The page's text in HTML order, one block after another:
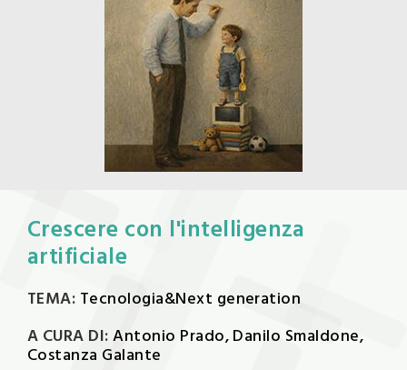
Crescere con l'intelligenza
artificiale
TEMA: Tecnologia&Next generation
A CURA DI:Antonio Prado, Danilo Smaldone,
Costanza Galante